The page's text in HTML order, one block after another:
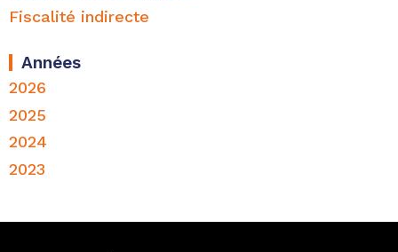
Fiscalité indirecte
Années
2026
2025
2024
2023